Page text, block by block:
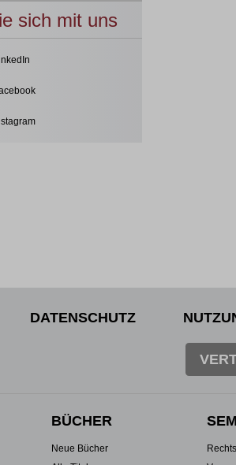
sich mit uns
DATENSCHUTZ
BÜCHER
Neue Bücher